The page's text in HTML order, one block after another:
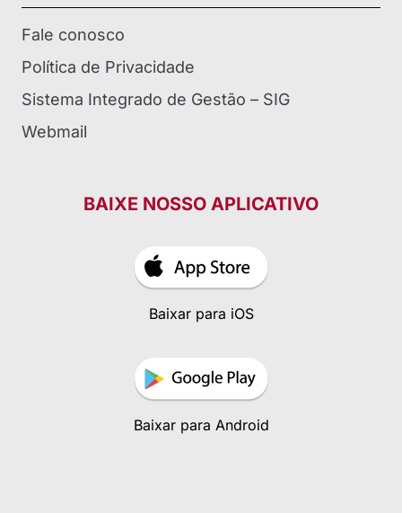
Fale conosco
Política de Privacidade
Sistema Integrado de Gestão – SIG
Webmail
BAIXE NOSSO APLICATIVO
Baixar para iOS
Baixar para Android